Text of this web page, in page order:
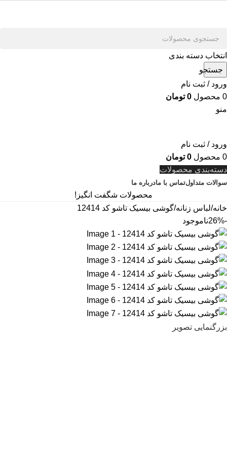
انتخاب دسته بندی
جستجو
ورود / ثبت نام
0 محصول 0 تومان
منو
ورود / ثبت نام
0 محصول 0 تومان
دسته‌بندی محصولات
سوالات متداولتماس با مادرباره ما
محصولات شگفت انگیز!
خانه لباس زنانه گوشی بیسیک تاشو کد 12414
-26%
ناموجود
بزرگنمایی تصویر